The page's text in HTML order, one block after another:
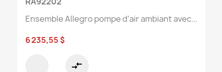
Ensemble Allegro pompe d’air ambiant avec...
6 235,55 $
compare_arrows